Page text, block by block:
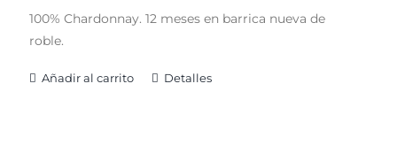
100% Chardonnay. 12 meses en barrica nueva de
roble.
Añadir al carrito Detalles